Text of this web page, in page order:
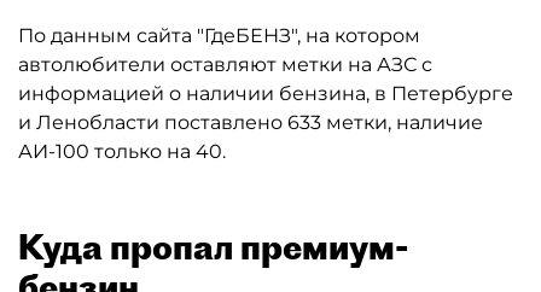
По данным сайта "ГдеБЕНЗ", на котором
автолюбители оставляют метки на АЗС с
информацией о наличии бензина, в Петербурге
и Ленобласти поставлено 633 метки, наличие
АИ-100 только на 40.
Куда пропал премиум-